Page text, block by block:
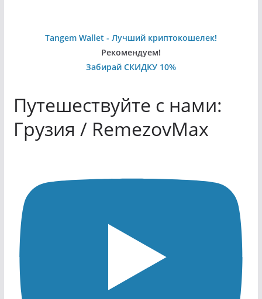
Tangem Wallet - Лучший криптокошелек!
Рекомендуем!
Забирай СКИДКУ 10%
Путешествуйте с нами:
Грузия / RemezovMax